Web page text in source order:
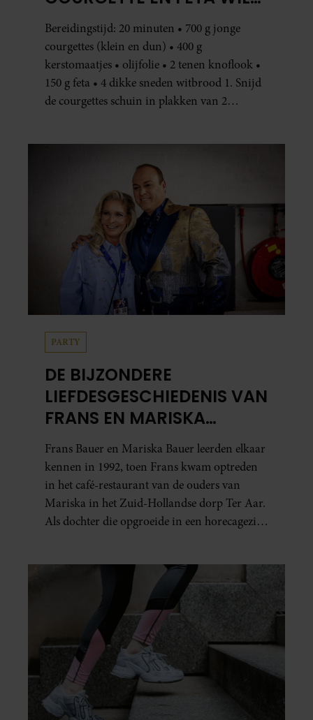
JE METEEN MAKEN
Bereidingstijd: 20 minuten • 700 g jonge
courgettes (klein en dun) • 400 g
kerstomaatjes • olijfolie • 2 tenen knoflook •
150 g feta • 4 dikke sneden witbrood 1. Snijd
de courgettes schuin in plakken van 2
PARTY
DE BIJZONDERE
LIEFDESGESCHIEDENIS VAN
FRANS EN MARISKA
BAUER: OOK IN BED
ELKAARS EERSTE
Frans Bauer en Mariska Bauer leerden elkaar
kennen in 1992, toen Frans kwam optreden
in het café-restaurant van de ouders van
Mariska in het Zuid-Hollandse dorp Ter Aar.
Als dochter die opgroeide in een horecagezin